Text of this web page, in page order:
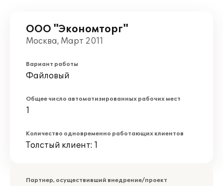
ООО "Экономторг"
Москва, Март 2011
Вариант работы
Файловый
Общее число автоматизированных рабочих мест
1
Количество одновременно работающих клиентов
Толстый клиент: 1
Партнер, осуществивший внедрение/проект